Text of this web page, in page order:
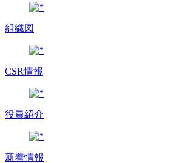
組織図
CSR情報
役員紹介
新着情報